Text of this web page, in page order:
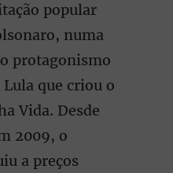
popular
numa
protagonismo
que criou o
Vida. Desde
2009, o
a preços